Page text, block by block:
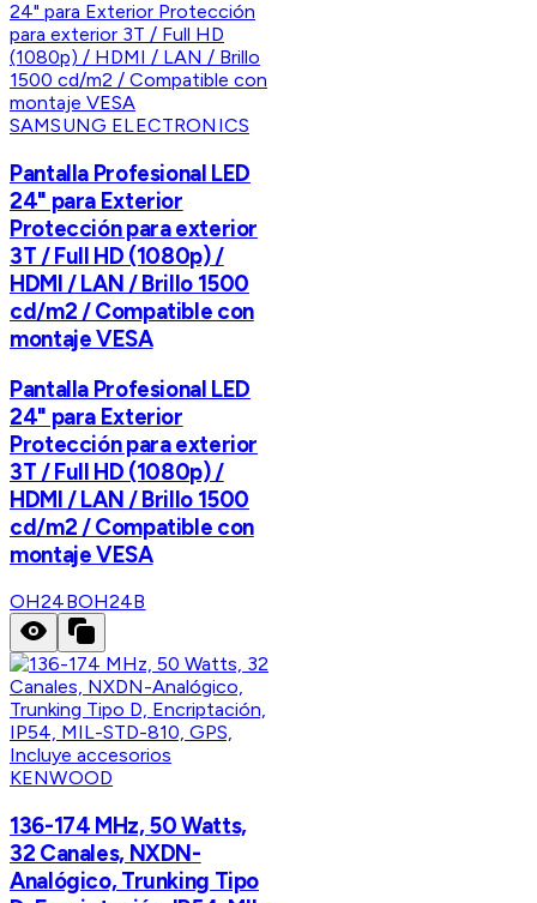
SAMSUNG ELECTRONICS
Pantalla Profesional LED
24" para Exterior
Protección para exterior
3T / Full HD (1080p) /
HDMI / LAN / Brillo 1500
cd/m2 / Compatible con
montaje VESA
Pantalla Profesional LED
24" para Exterior
Protección para exterior
3T / Full HD (1080p) /
HDMI / LAN / Brillo 1500
cd/m2 / Compatible con
montaje VESA
OH24BOH24B
KENWOOD
136-174 MHz, 50 Watts,
32 Canales, NXDN-
Analógico, Trunking Tipo